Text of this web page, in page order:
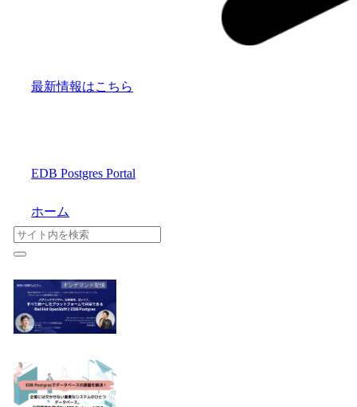
最新情報はこちら
EDB Postgres Portal
ホーム